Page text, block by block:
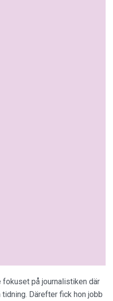
på journalistiken där
Därefter fick hon jobb